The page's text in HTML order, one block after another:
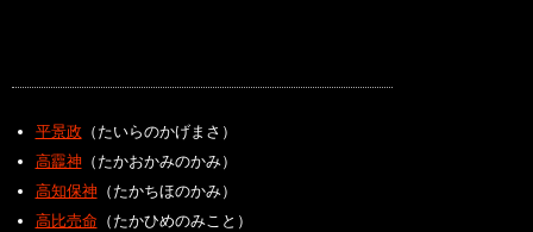
平景政 （たいらのかげまさ）
高龗神（たかおかみのかみ）
高知保神（たかちほのかみ）
高比売命 （たかひめのみこと）